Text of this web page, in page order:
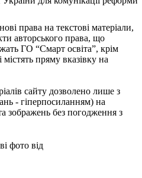
права на текстові матеріали,
авторського права, що
ГО “Смарт освіта”, крім
містять пряму вказівку на
сайту дозволено лише з
- гіперпосиланням) на
зображень без погодження з
фото від